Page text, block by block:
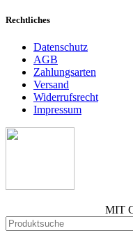
Rechtliches
Datenschutz
AGB
Zahlungsarten
Versand
Widerrufsrecht
Impressum
MIT